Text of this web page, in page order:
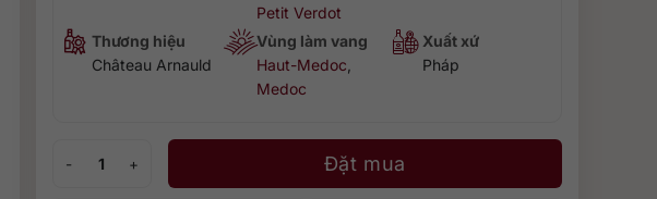
Petit Verdot
Thương hiệu
Château Arnauld
Vùng làm vang
Haut-Medoc
Medoc
Xuất xứ
Pháp
Đặt mua